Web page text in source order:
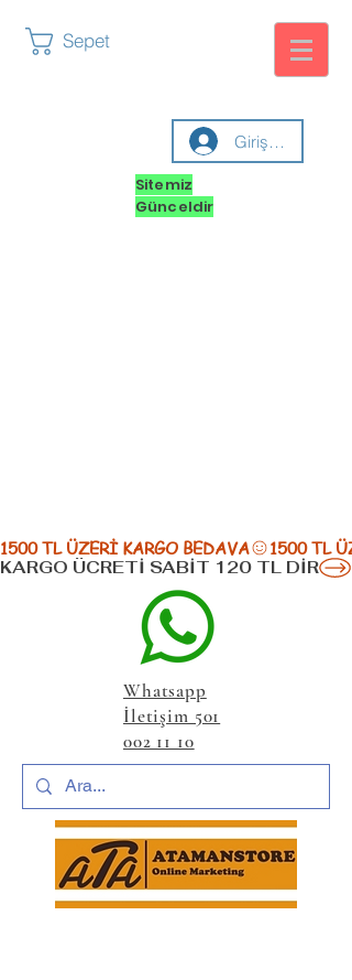
Sepet
Giriş yap
Sitemiz
Günceldir
1500 TL ÜZERİ KARGO BEDAVA
KARGO ÜCRETİ SABİT 120 TL DİR
Whatsapp
İletişim 501
002 11 10